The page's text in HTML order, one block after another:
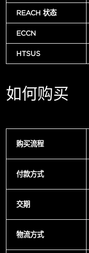
REACH 状态
ECCN
HTSUS
如何购买
购买流程
付款方式
交期
物流方式